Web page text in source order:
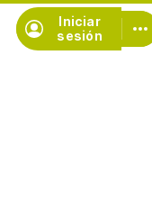
Iniciar
sesión